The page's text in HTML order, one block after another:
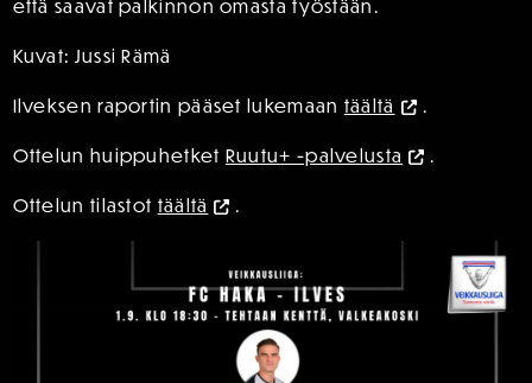
että saavat palkinnon omasta työstään.
Kuvat: Jussi Rämä
Ilveksen raportin pääset lukemaan täältä .
Ottelun huippuhetket Ruutu+ -palvelusta .
Ottelun tilastot täältä .